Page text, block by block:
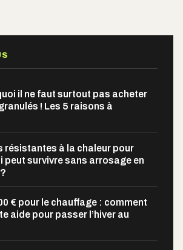
il ne faut surtout pas acheter
! Les 5 raisons à
résistantes à la chaleur pour
peut survivre sans arrosage en
€ pour le chauffage : comment
aide pour passer l’hiver au